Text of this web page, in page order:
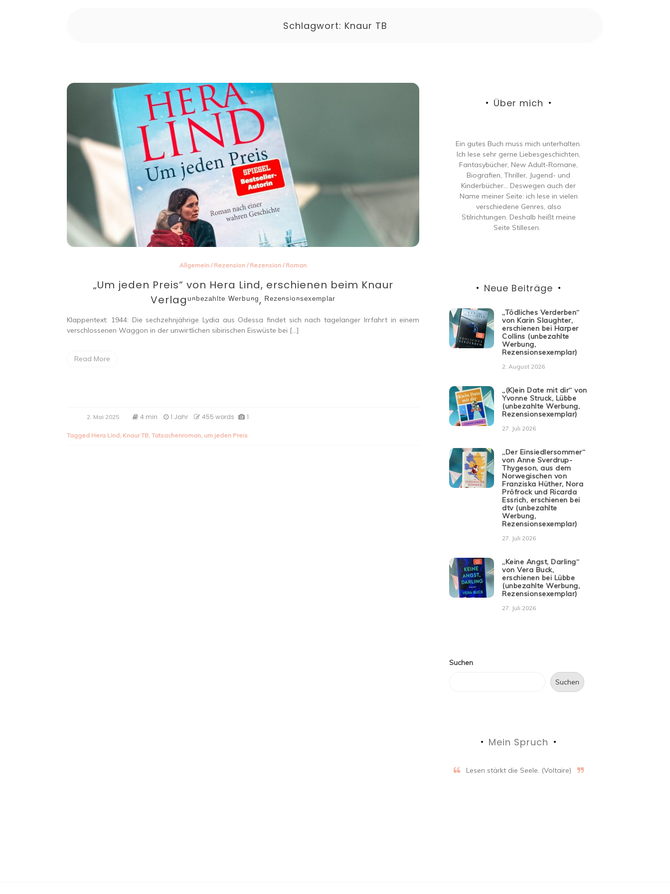
Schlagwort: Knaur TB
Allgemein / Rezension / Rezension / Roman
„Um jeden Preis“ von Hera Lind, erschienen beim Knaur
Verlagᵘⁿᵇᵉᶻᵃʰˡᵗᵉ ᵂᵉʳᵇᵘⁿᵍ, ᴿᵉᶻᵉⁿˢⁱᵒⁿˢᵉˣᵉᵐᵖˡᵃʳ
Klappentext: 1944: Die sechzehnjährige Lydia aus Odessa findet sich nach tagelanger Irrfahrt in einem
verschlossenen Waggon in der unwirtlichen sibirischen Eiswüste bei […]
Read More
2. Mai 2025 4 min 1 Jahr 455 words 1
Tagged Hera Lind, Knaur TB,Tatsachenroman, um jeden Preis
Über mich
Ein gutes Buch muss mich unterhalten.
Ich lese sehr gerne Liebesgeschichten,
Fantasybücher, New Adult-Romane,
Biografien, Thriller, Jugend- und
Kinderbücher… Deswegen auch der
Name meiner Seite: ich lese in vielen
verschiedene Genres, also
Stilrichtungen. Deshalb heißt meine
Seite Stillesen.
Neue Beiträge
„Tödliches Verderben“
von Karin Slaughter,
erschienen bei Harper
Collins (unbezahlte
Werbung,
Rezensionsexemplar)
2. August 2026
„(K)ein Date mit dir“ von
Yvonne Struck, Lübbe
(unbezahlte Werbung,
Rezensionsexemplar)
27. Juli 2026
„Der Einsiedlersommer“
von Anne Sverdrup-
Thygeson, aus dem
Norwegischen von
Franziska Hüther, Nora
Pröfrock und Ricarda
Essrich, erschienen bei
dtv (unbezahlte
Werbung,
Rezensionsexemplar)
27. Juli 2026
„Keine Angst, Darling“
von Vera Buck,
erschienen bei Lübbe
(unbezahlte Werbung,
Rezensionsexemplar)
27. Juli 2026
Suchen
Suchen
Mein Spruch
Lesen stärkt die Seele. (Voltaire)